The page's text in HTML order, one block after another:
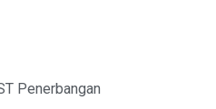
Penerbangan